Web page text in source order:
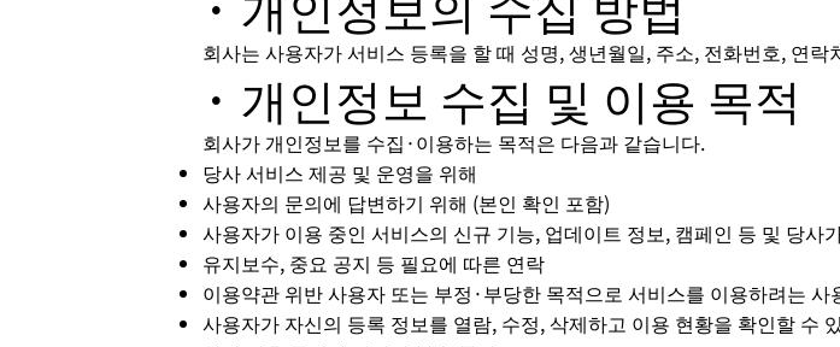
회사는 사용자가 서비스 등록을 할 때 성명, 생년월일, 주소, 전화번호, 연
· 개인정보 수집 및 이용 목적
회사가 개인정보를 수집·이용하는 목적은 다음과 같습니다.
당사 서비스 제공 및 운영을 위해
사용자의 문의에 답변하기 위해 (본인 확인 포함)
사용자가 이용 중인 서비스의 신규 기능, 업데이트 정보, 캠페인 등 및 당사
유지보수, 중요 공지 등 필요에 따른 연락
이용약관 위반 사용자 또는 부정·부당한 목적으로 서비스를 이용하려는
사용자가 자신의 등록 정보를 열람, 수정, 삭제하고 이용 현황을 확인할 수